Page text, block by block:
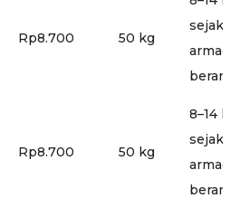
Rp8.700 50 kg
sejak
armada
Rp8.700 50 kg
8–14 hari
sejak
armada